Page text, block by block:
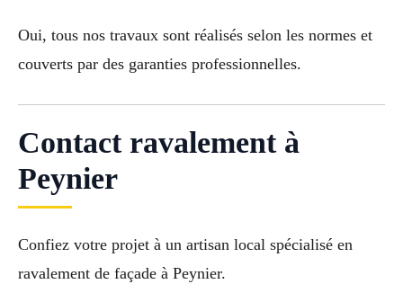
Oui, tous nos travaux sont réalisés selon les normes et
couverts par des garanties professionnelles.
Contact ravalement à
Peynier
Confiez votre projet à un artisan local spécialisé en
ravalement de façade à Peynier.